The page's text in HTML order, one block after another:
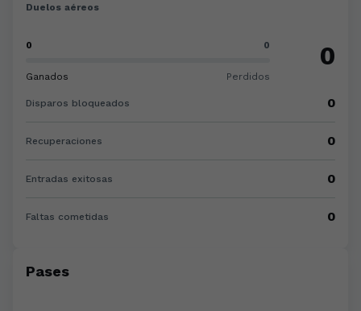
Duelos aéreos
0 0
Ganados Perdidos
0
Disparos bloqueados 0
Recuperaciones 0
Entradas exitosas 0
Faltas cometidas 0
Pases